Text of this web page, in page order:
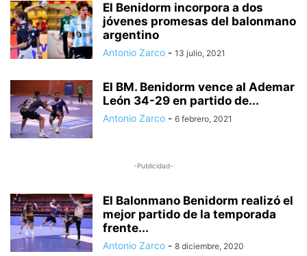
El Benidorm incorpora a dos
jóvenes promesas del balonmano
argentino
Antonio Zarco - 13 julio, 2021
El BM. Benidorm vence al Ademar
León 34-29 en partido de...
Antonio Zarco - 6 febrero, 2021
-Publicidad-
El Balonmano Benidorm realizó el
mejor partido de la temporada
frente...
Antonio Zarco - 8 diciembre, 2020